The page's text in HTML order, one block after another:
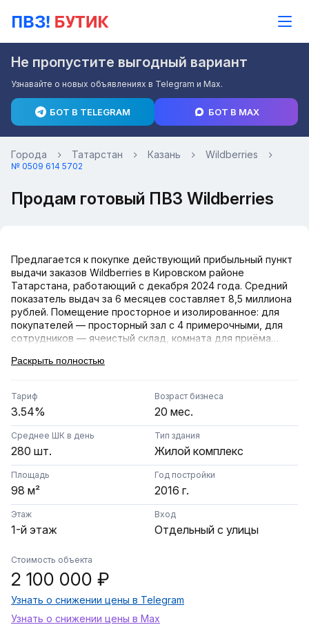
Не пропустите выгодный вариант
Узнавайте о новых объявлениях в Telegram и Max.
БОТ В TELEGRAM БОТ В MAX
Города Татарстан Казань Wildberries
№ 0509 614 5702
Продам готовый ПВЗ Wildberries
Предлагается к покупке действующий прибыльный пункт
выдачи заказов Wildberries в Кировском районе
Татарстана, работающий с декабря 2024 года. Средний
показатель выдач за 6 месяцев составляет 8,5 миллиона
рублей. Помещение просторное и изолированное: для
покупателей — просторный зал с 4 примерочными, для
сотрудников — ячеистый склад, комната для приёма
принтером этикеток — не нужно писать номера ячеек
приёмкой товаров от селлоров, соблюдают стандарты.
Покупатели постоянные, ознакомлены с правилами,
благодаря чему удержания со стороны WB минимальны.
Рейтинг ПВЗ — 5 звёзд. Бизнес отлично подойдёт как
опытным, так и новичкам — с первого дня будет
приносить прибыль, без необходимости ремонта и
ожидания раскрутки.
Раскрыть полностью
Тариф
3.54%
Возраст бизнеса
20 мес.
Среднее ШК в день
280 шт.
Тип здания
Жилой комплекс
Площадь
98 м²
Год постройки
2016 г.
Этаж
1-й этаж
Вход
Отдельный с улицы
Стоимость объекта
2 100 000 ₽
Узнать о снижении цены в Telegram
Узнать о снижении цены в Max